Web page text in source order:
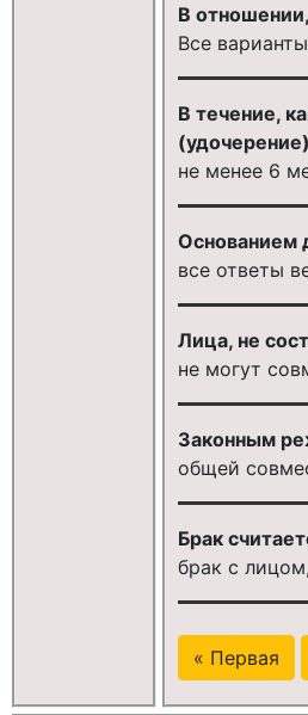
В
Все
В течение,
не менее 6
Основанием
все ответы
Лица, не
не могут
Законным
общей
Брак
брак с
« Первая